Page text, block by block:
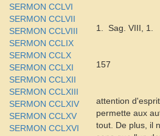
SERMON CCLVI
SERMON CCLVII
SERMON CCLVIII
SERMON CCLIX
SERMON CCLX
SERMON CCLXI
SERMON CCLXII
SERMON CCLXIII
SERMON CCLXIV
SERMON CCLXV
SERMON CCLXVI
1. Sag . VIII, 1.
157
attention
permette aux
tout. De plus, il